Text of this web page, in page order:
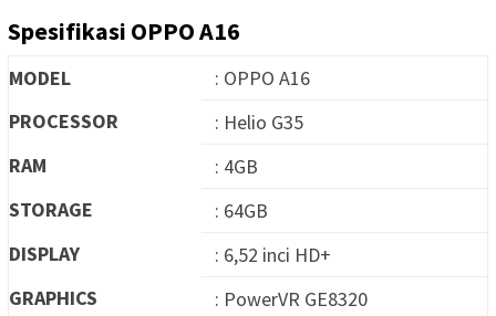
Spesifikasi OPPO A16
MODEL
: OPPO A16
PROCESSOR
: Helio G35
RAM
: 4GB
STORAGE
: 64GB
DISPLAY
: 6,52 inci HD+
GRAPHICS
: PowerVR GE8320